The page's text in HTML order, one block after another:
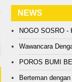
NEWS
NOGO SOSRO -
Wawancara
POROS BUMI
Berteman